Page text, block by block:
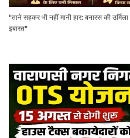
"ताने सहकर भी नहीं मानी हार: बनारस की
इबारत"